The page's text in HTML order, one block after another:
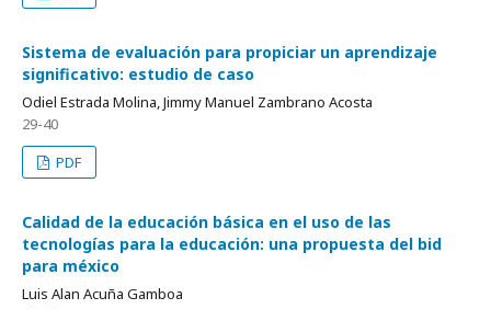
Sistema de evaluación para propiciar un aprendizaje
significativo: estudio de caso
Odiel Estrada Molina, Jimmy Manuel Zambrano Acosta
29-40
PDF
Calidad de la educación básica en el uso de las
tecnologías para la educación: una propuesta del bid
para méxico
Luis Alan Acuña Gamboa